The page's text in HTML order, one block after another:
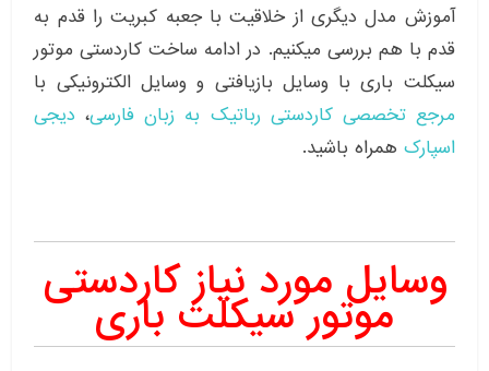
آموزش مدل دیگری از خلاقیت با جعبه کبریت را قدم به
قدم با هم بررسی میکنیم. در ادامه ساخت کاردستی موتور
سیکلت باری با وسایل بازیافتی و وسایل الکترونیکی با
مرجع تخصصی کاردستی رباتیک به زبان فارسی، دیجی
اسپارک همراه باشید.
وسایل مورد نیاز کاردستی
موتور سیکلت باری